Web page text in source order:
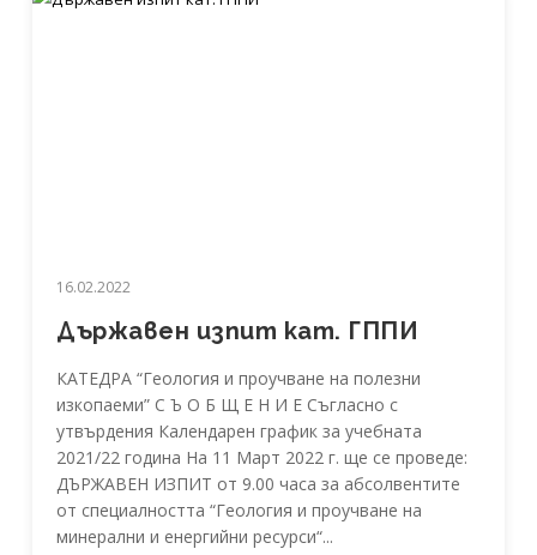
16.02.2022
Държавен изпит кат. ГППИ
КАТЕДРА “Геология и проучване на полезни
изкопаеми” С Ъ О Б Щ Е Н И Е Съгласно с
утвърдения Календарен график за учебната
2021/22 година На 11 Март 2022 г. ще се проведе:
ДЪРЖАВЕН ИЗПИТ от 9.00 часа за абсолвентите
от специалността “Геология и проучване на
минерални и енергийни ресурси“...